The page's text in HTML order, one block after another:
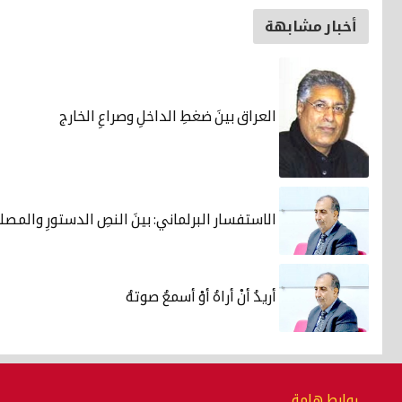
أخبار مشابهة
العراق بينَ ضغطِ الداخلِ وصراعِ الخارج
الاستفسار البرلماني: بينَ النصِ الدستورِ
أريدُ أنْ أراهُ أوْ أسمعُ صوتهُ